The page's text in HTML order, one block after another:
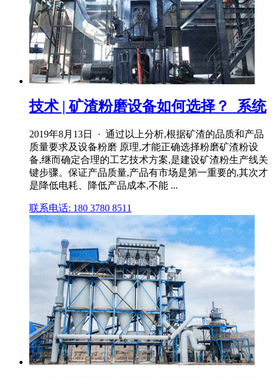
技术 | 矿渣粉磨设备如何选择？_系统
2019年8月13日 · 通过以上分析,根据矿渣的品质和产品
质量要求及设备粉磨 原理,才能正确选择粉磨矿渣粉设
备,继而确定合理的工艺技术方案,是建设矿渣粉生产线关
键步骤。保证产品质量,产品有市场是第一重要的,其次才
是降低电耗、降低产品成本,不能 ...
联系电话: 180 3780 8511